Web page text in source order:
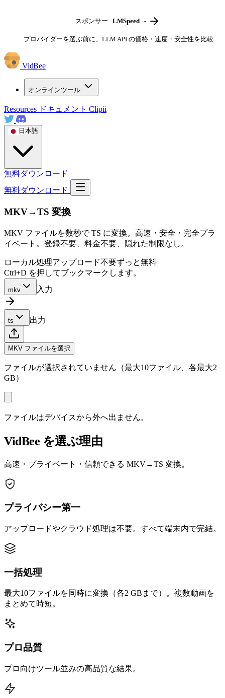
スポンサー LMSpeed -
プロバイダーを選ぶ前に、LLM API の価格・速度・安全性を比較
VidBee
オンラインツール
Resources ドキュメント Clipii
日本語
無料ダウンロード
無料ダウンロード
MKV→TS 変換
MKV ファイルを数秒で TS に変換。高速・安全・完全プラ
イベート。登録不要、料金不要、隠れた制限なし。
ローカル処理アップロード不要ずっと無料
Ctrl+D を押してブックマークします。
mkv 入力
ts 出力
MKV ファイルを選択
ファイルが選択されていません（最大10ファイル、各最大2
GB）
ファイルはデバイスから外へ出ません。
VidBee を選ぶ理由
高速・プライベート・信頼できる MKV→TS 変換。
プライバシー第一
アップロードやクラウド処理は不要。すべて端末内で完結。
一括処理
最大10ファイルを同時に変換（各2 GBまで）。複数動画を
まとめて時短。
プロ品質
プロ向けツール並みの高品質な結果。